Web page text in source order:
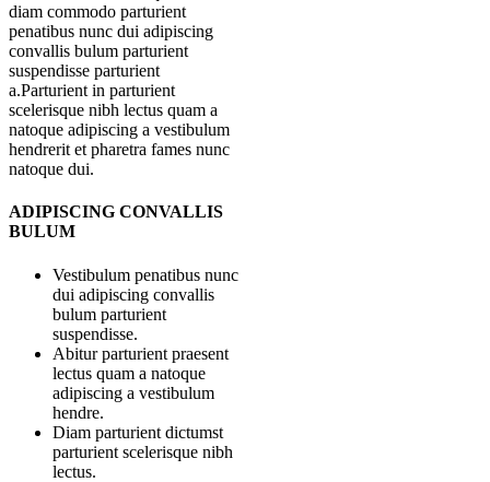
diam commodo parturient
penatibus nunc dui adipiscing
convallis bulum parturient
suspendisse parturient
a.Parturient in parturient
scelerisque nibh lectus quam a
natoque adipiscing a vestibulum
hendrerit et pharetra fames nunc
natoque dui.
ADIPISCING CONVALLIS
BULUM
Vestibulum penatibus nunc
dui adipiscing convallis
bulum parturient
suspendisse.
Abitur parturient praesent
lectus quam a natoque
adipiscing a vestibulum
hendre.
Diam parturient dictumst
parturient scelerisque nibh
lectus.